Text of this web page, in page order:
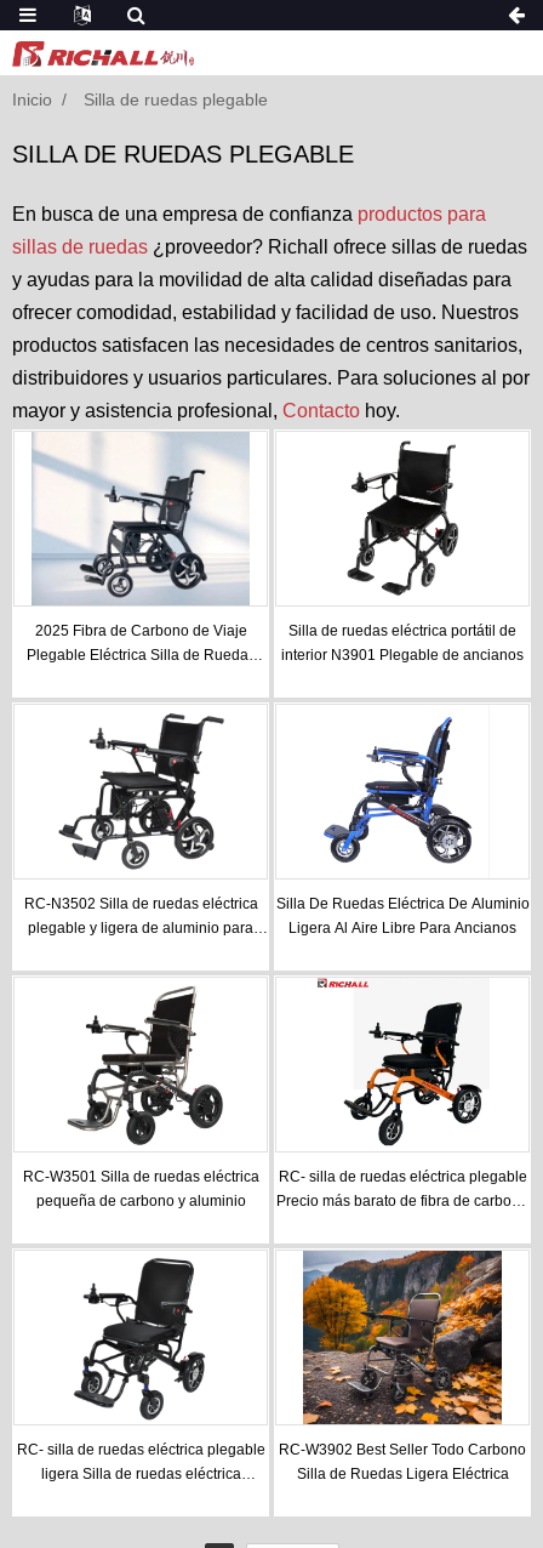
Inicio Silla de ruedas plegable
SILLA DE RUEDAS PLEGABLE
En busca de una empresa de confianza productos para
sillas de ruedas ¿proveedor? Richall ofrece sillas de ruedas
y ayudas para la movilidad de alta calidad diseñadas para
ofrecer comodidad, estabilidad y facilidad de uso. Nuestros
productos satisfacen las necesidades de centros sanitarios,
distribuidores y usuarios particulares. Para soluciones al por
mayor y asistencia profesional, Contacto hoy.
2025 Fibra de Carbono de Viaje
Plegable Eléctrica Silla de Ruedas
Venta
Silla de ruedas eléctrica portátil de
interior N3901 Plegable de ancianos
RC-N3502 Silla de ruedas eléctrica
plegable y ligera de aluminio para
Silla De Ruedas Eléctrica De Aluminio
Ligera Al Aire Libre Para Ancianos
RC-W3501 Silla de ruedas eléctrica
pequeña de carbono y aluminio
RC- silla de ruedas eléctrica plegable
Precio más barato de fibra de carbono
ligero plegable silla de ruedas
eléctrica
RC- silla de ruedas eléctrica plegable
ligera Silla de ruedas eléctrica
RC-W3902 Best Seller Todo Carbono
Silla de Ruedas Ligera Eléctrica